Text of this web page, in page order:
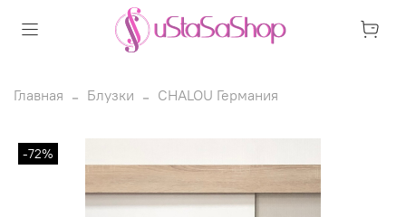
Главная Блузки CHALOU Германия
-72%